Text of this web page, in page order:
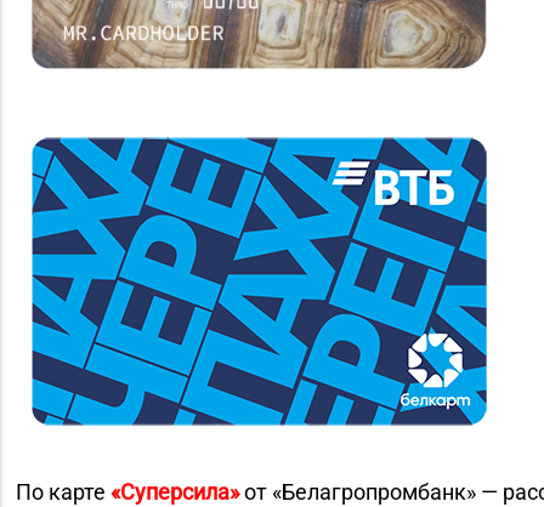
По карте «Суперсила»от «Белагропромбанк» —